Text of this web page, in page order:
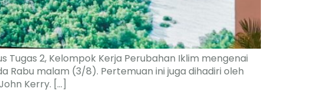
Tugas 2, Kelompok Kerja Perubahan Iklim mengenai
Rabu malam (3/8). Pertemuan ini juga dihadiri oleh
Kerry. […]